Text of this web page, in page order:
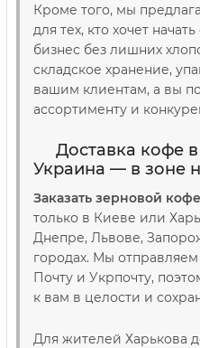
Кроме того, мы
для тех, кто хочет
бизнес без лишних
складское хранение,
вашим клиентам, а вы
ассортименту и
Доставка кофе в
Украина — в зоне
Заказать зерновой
только в Киеве или
Днепре, Львове,
городах. Мы
Почту и Укрпочту,
к вам в целости и
Для жителей Харькова